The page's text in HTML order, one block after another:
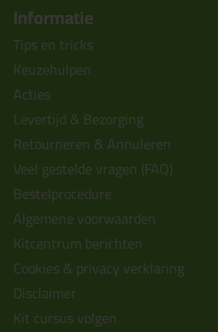
Informatie
Tips en tricks
Keuzehulpen
Acties
Levertijd & Bezorging
Retourneren & Annuleren
Veel gestelde vragen (FAQ)
Bestelprocedure
Algemene voorwaarden
Kitcentrum berichten
Cookies & privacy verklaring
Disclaimer
Kit cursus volgen